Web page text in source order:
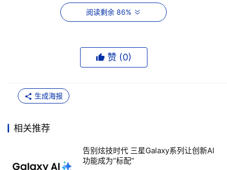
以通过e-mail的419欺骗行为为例。这些是钓鱼式攻击
(Phishing attacks)，欺骗人们相信他们正在和一个合法的
天绝大部分的攻击只是在一个主题方面翻来覆去而已，这个
主题就是如何偷钱。
"公司真正需要关注的重点是理解基础结构"Abram说。换句
话说，维持一个用来减轻高级安全威胁的策略，包括更新安
(social engineering attacks)的方法。"社会工程将一直会
是对SMBs的最成功的攻击之一"他说，"教育会是对抗这个
的唯一方法"。
阅读剩余 86%
赞 (0)
生成海报
相关推荐
告别炫技时代 三星Galaxy系列让创新AI
功能成为“标配”